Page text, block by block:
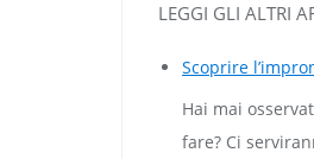
LEGGI GLI ALTRI
Scoprire
Hai mai
fare? Ci